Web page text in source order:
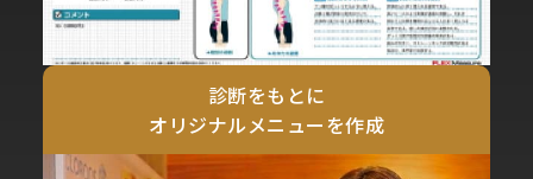
診断をもとに
オリジナルメニューを作成